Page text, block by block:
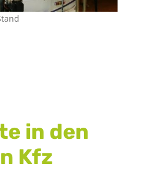
in den
Kfz